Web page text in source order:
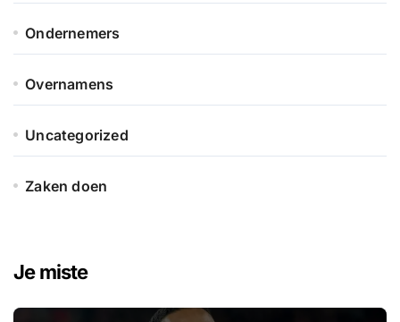
Ondernemers
Overnamens
Uncategorized
Zaken doen
Je miste